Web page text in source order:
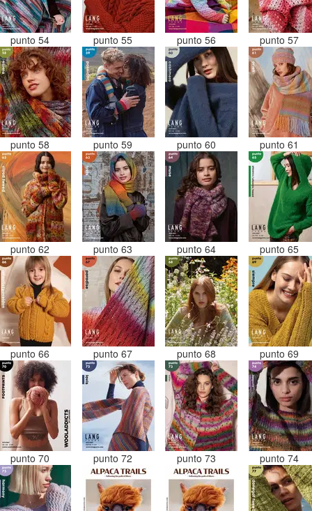
punto 54 punto 55 punto 56 punto 57
punto 58 punto 59 punto 60 punto 61
punto 62 punto 63 punto 64 punto 65
punto 66 punto 67 punto 68 punto 69
punto 70 punto 72 punto 73 punto 74